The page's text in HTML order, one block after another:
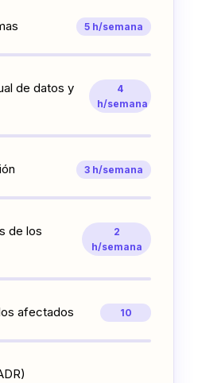
5 h/semana
de datos y
4
h/semana
3 h/semana
de los
2
h/semana
afectados 10